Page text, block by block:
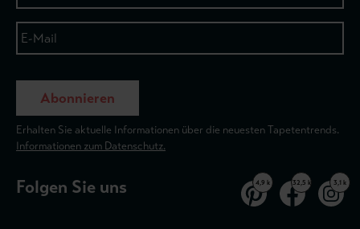
Abonnieren
Erhalten Sie aktuelle Informationen über die neuesten Tapetentrends.
Informationen zum Datenschutz.
Folgen Sie uns 4,9 k 32,5 k 3,1 k